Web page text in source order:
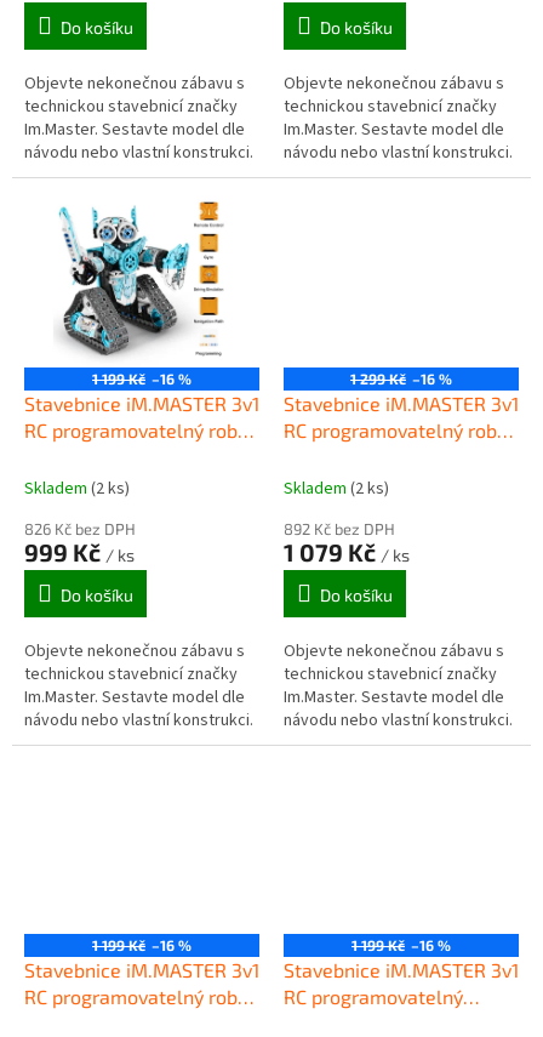
Do košíku
Objevte nekonečnou zábavu s
technickou stavebnicí značky
Im.Master. Sestavte model dle
návodu nebo vlastní konstrukci.
Do košíku
Objevte nekonečnou zábavu s
technickou stavebnicí značky
Im.Master. Sestavte model dle
návodu nebo vlastní konstrukci.
1 199 Kč –16 %
Stavebnice iM.MASTER 3v1
RC programovatelný robot
Skladem (2 ks)
826 Kč bez DPH
999 Kč / ks
Do košíku
Objevte nekonečnou zábavu s
technickou stavebnicí značky
Im.Master. Sestavte model dle
návodu nebo vlastní konstrukci.
1 299 Kč –16 %
Stavebnice iM.MASTER 3v1
RC programovatelný robot
Skladem (2 ks)
892 Kč bez DPH
1 079 Kč / ks
Do košíku
Objevte nekonečnou zábavu s
technickou stavebnicí značky
Im.Master. Sestavte model dle
návodu nebo vlastní konstrukci.
1 199 Kč –16 %
Stavebnice iM.MASTER 3v1
RC programovatelný robot
1 199 Kč –16 %
Stavebnice iM.MASTER 3v1
RC programovatelný